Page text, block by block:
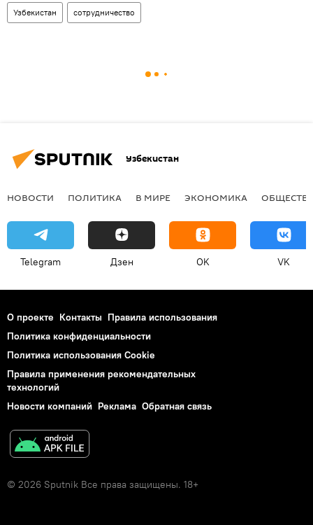
Узбекистан сотрудничество
Узбекистан
НОВОСТИ ПОЛИТИКА В МИРЕ ЭКОНОМИКА
Telegram Дзен OK VK
О проекте Контакты Правила использования
Политика конфиденциальности
Политика использования Cookie
Правила применения рекомендательных
технологий
Новости компаний Реклама Обратная связь
© 2026 Sputnik Все права защищены. 18+